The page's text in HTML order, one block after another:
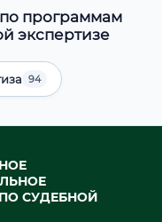
программам
экспертизе
94
СУДЕБНОЙ